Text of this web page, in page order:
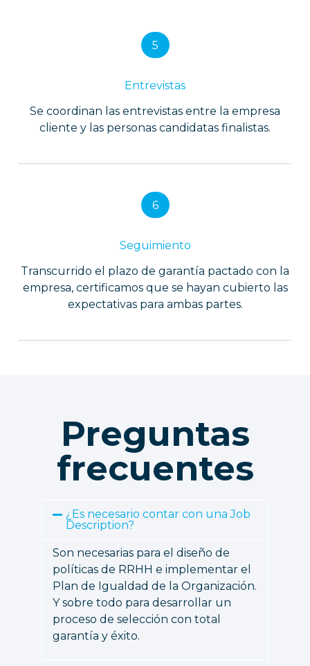
5
Entrevistas
Se coordinan las entrevistas entre la empresa
cliente y las personas candidatas finalistas.
6
Seguimiento
Transcurrido el plazo de garantía pactado con la
empresa, certificamos que se hayan cubierto las
expectativas para ambas partes.
Preguntas
frecuentes
¿Es necesario contar con una Job
Description?
Son necesarias para el diseño de
políticas de RRHH e implementar el
Plan de Igualdad de la Organización.
Y sobre todo para desarrollar un
proceso de selección con total
garantía y éxito.